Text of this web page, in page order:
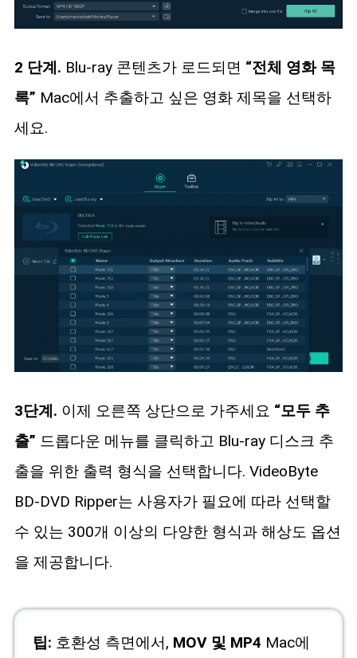
2 단계. Blu-ray 콘텐츠가 로드되면 “전체 영화 목
록” Mac에서 추출하고 싶은 영화 제목을 선택하
세요.
3단계. 이제 오른쪽 상단으로 가주세요 “모두 추
출” 드롭다운 메뉴를 클릭하고 Blu-ray 디스크 추
출을 위한 출력 형식을 선택합니다. VideoByte
BD-DVD Ripper는 사용자가 필요에 따라 선택할
수 있는 300개 이상의 다양한 형식과 해상도 옵션
을 제공합니다.
팁: 호환성 측면에서, MOV 및 MP4 Mac에